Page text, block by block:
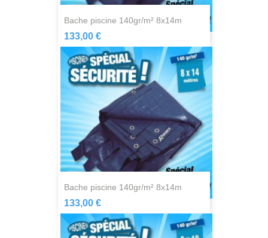
bache piscine 140gr/m² 8x14m
133,00 €
bache piscine 140gr/m² 8x14m
133,00 €